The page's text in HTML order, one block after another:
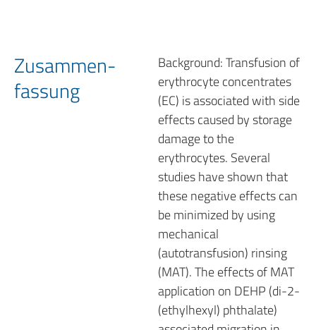
Zusammen­
fassung
Background: Transfusion of
erythrocyte concentrates
(EC) is associated with side
effects caused by storage
damage to the
erythrocytes. Several
studies have shown that
these negative effects can
be minimized by using
mechanical
(autotransfusion) rinsing
(MAT). The effects of MAT
application on DEHP (di-2-
(ethylhexyl) phthalate)